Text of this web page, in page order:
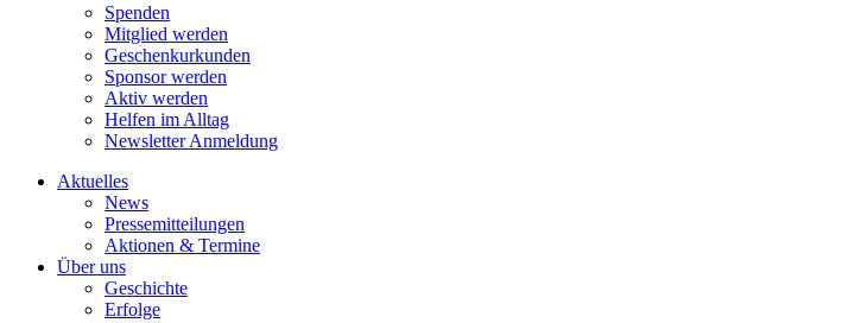
Spenden
Mitglied werden
Geschenkurkunden
Sponsor werden
Aktiv werden
Helfen im Alltag
Newsletter Anmeldung
Aktuelles
News
Pressemitteilungen
Aktionen & Termine
Über uns
Geschichte
Erfolge